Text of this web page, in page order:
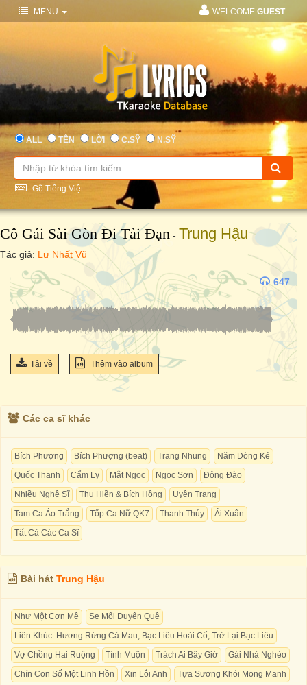
MENU WELCOME GUEST
ALL TÊN LỜI C.SỸ N.SỸ
Gõ Tiếng Việt
Cô Gái Sài Gòn Đi Tải Đạn - Trung Hậu
Tác giả: Lư Nhất Vũ
647
Tải về Thêm vào album
Các ca sĩ khác
Bích Phượng Bích Phượng (beat) Trang Nhung
Năm Dòng Kẻ
Quốc Thạnh
Cẩm Ly Mắt Ngọc Ngọc Sơn
Đông Đào
Nhiều Nghệ Sĩ
Thu Hiền & Bích Hồng
Uyên Trang
Tam Ca Áo Trắng
Tốp Ca Nữ QK7 Thanh Thúy
Ái Xuân
Tất Cả Các Ca Sĩ
Bài hát Trung Hậu
Như Một Cơn Mê
Se Mối Duyên Quê
Liên Khúc: Hương Rừng Cà Mau; Bạc Liêu Hoài Cổ; Trở Lại Bạc Liêu
Vợ Chồng Hai Ruộng
Tình Muộn Trách Ai Bây Giờ
Gái Nhà Nghèo
Chín Con Số Một Linh Hồn
Xin Lỗi Anh
Tựa Sương Khói Mong Manh